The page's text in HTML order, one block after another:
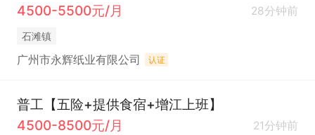
4500-5500元/月
28分钟前
石滩镇
广州市永辉纸业有限公司 认证
普工【五险+提供食宿+增江上班】
4500-8500元/月
21分钟前